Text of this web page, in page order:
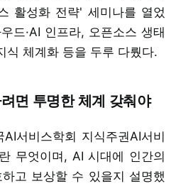
활성화 전략' 세미나를 열었
드·AI 인프라, 오픈소스 생태
식 체계화 등을 두루 다뤘다.
면 투명한 체계 갖춰야
서비스학회 지식주권AI서비
무엇이며, AI 시대에 인간의
고 보상할 수 있을지 설명했